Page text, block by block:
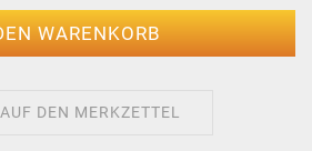
AUF DEN MERKZETTEL